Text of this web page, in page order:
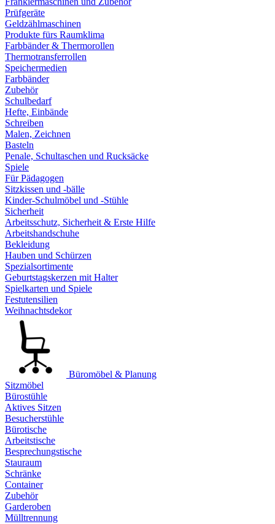
Prüfgeräte
Geldzählmaschinen
Produkte fürs Raumklima
Farbbänder & Thermorollen
Thermotransferrollen
Speichermedien
Farbbänder
Zubehör
Schulbedarf
Hefte, Einbände
Schreiben
Malen, Zeichnen
Basteln
Penale, Schultaschen und Rucksäcke
Spiele
Für Pädagogen
Sitzkissen und -bälle
Kinder-Schulmöbel und -Stühle
Sicherheit
Arbeitsschutz, Sicherheit & Erste Hilfe
Arbeitshandschuhe
Bekleidung
Hauben und Schürzen
Spezialsortimente
Geburtstagskerzen mit Halter
Spielkarten und Spiele
Festutensilien
Weihnachtsdekor
Büromöbel & Planung
Sitzmöbel
Bürostühle
Aktives Sitzen
Besucherstühle
Bürotische
Arbeitstische
Besprechungstische
Stauraum
Schränke
Container
Zubehör
Garderoben
Mülltrennung